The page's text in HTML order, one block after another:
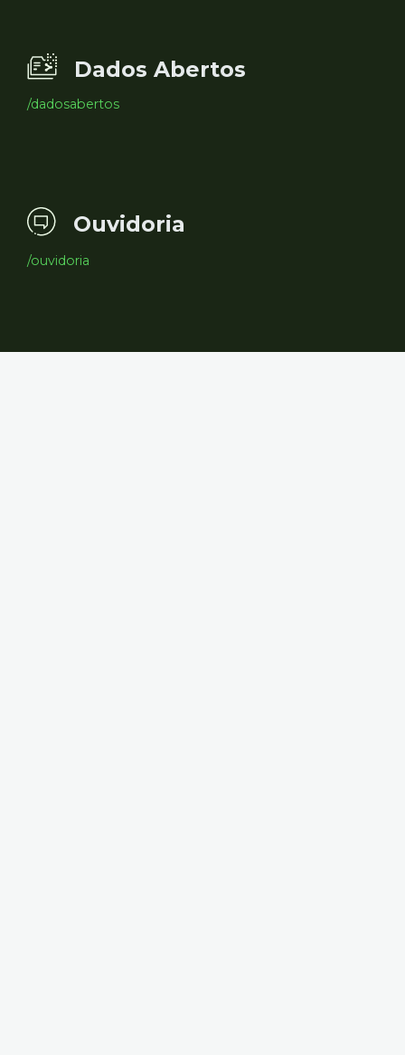
Dados Abertos
/dadosabertos
Ouvidoria
/ouvidoria